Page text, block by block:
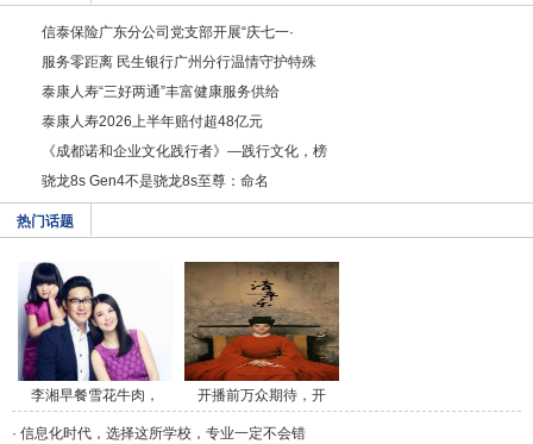
信泰保险广东分公司党支部开展“庆七一·
服务零距离 民生银行广州分行温情守护特殊
泰康人寿“三好两通”丰富健康服务供给
泰康人寿2026上半年赔付超48亿元
《成都诺和企业文化践行者》—践行文化，榜
骁龙8s Gen4不是骁龙8s至尊：命名
热门话题
李湘早餐雪花牛肉，
午/a>
开播前万众期待，开
播/a>
· 信息化时代，选择这所学校，专业一定不会错